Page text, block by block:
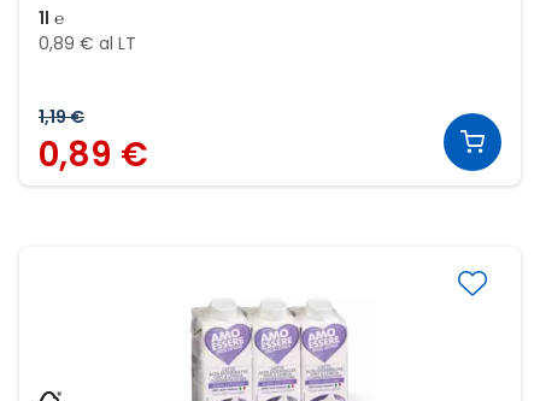
1l ℮
0,89 € al LT
1,19 €
0,89 €